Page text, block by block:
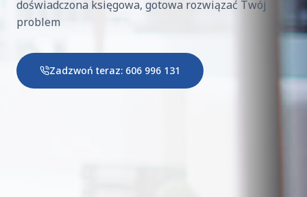
doświadczona księgowa, gotowa rozwiązać Twój
problem
Zadzwoń teraz: 606 996 131